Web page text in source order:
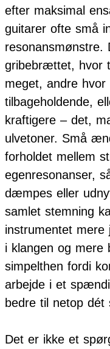
efter maksimal
guitarer ofte små
resonansmønstre.
gribebrættet, hvor
meget, andre
tilbageholdende,
kraftigere – det,
ulvetoner. Små
forholdet mellem
egenresonanser,
dæmpes eller
samlet stemning
instrumentet
i klangen og mere
simpelthen fordi
arbejde i et
bedre til netop
Det er ikke et